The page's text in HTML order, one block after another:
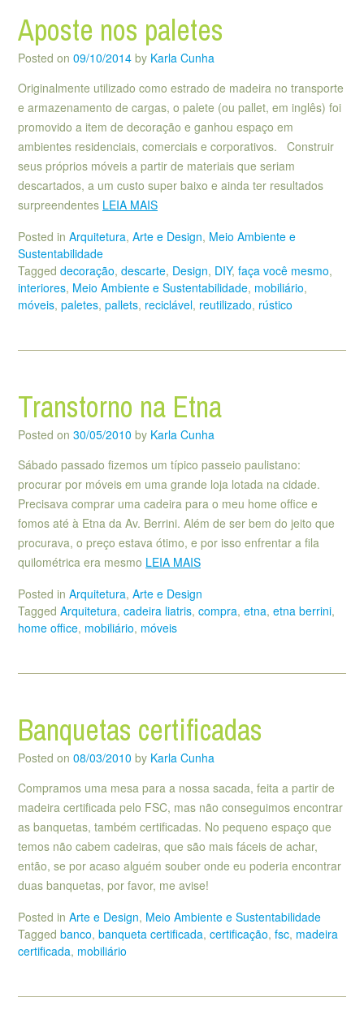
Aposte nos paletes
Posted on 09/10/2014 by Karla Cunha
Originalmente utilizado como estrado de madeira no transporte
e armazenamento de cargas, o palete (ou pallet, em inglês) foi
promovido a item de decoração e ganhou espaço em
ambientes residenciais, comerciais e corporativos. Construir
seus próprios móveis a partir de materiais que seriam
descartados, a um custo super baixo e ainda ter resultados
surpreendentes LEIA MAIS
Posted in Arquitetura, Arte e Design, Meio Ambiente e
Sustentabilidade
Tagged decoração, descarte, Design, DIY, faça você mesmo,
interiores, Meio Ambiente e Sustentabilidade, mobiliário,
móveis, paletes, pallets, reciclável, reutilizado, rústico
Transtorno na Etna
Posted on 30/05/2010 by Karla Cunha
Sábado passado fizemos um típico passeio paulistano:
procurar por móveis em uma grande loja lotada na cidade.
Precisava comprar uma cadeira para o meu home office e
fomos até à Etna da Av. Berrini. Além de ser bem do jeito que
procurava, o preço estava ótimo, e por isso enfrentar a fila
quilométrica era mesmo LEIA MAIS
Posted in Arquitetura, Arte e Design
Tagged Arquitetura, cadeira liatris, compra, etna, etna berrini,
home office, mobiliário, móveis
Banquetas certificadas
Posted on 08/03/2010 by Karla Cunha
Compramos uma mesa para a nossa sacada, feita a partir de
madeira certificada pelo FSC, mas não conseguimos encontrar
as banquetas, também certificadas. No pequeno espaço que
temos não cabem cadeiras, que são mais fáceis de achar,
então, se por acaso alguém souber onde eu poderia encontrar
duas banquetas, por favor, me avise!
Posted in Arte e Design, Meio Ambiente e Sustentabilidade
Tagged banco, banqueta certificada, certificação, fsc, madeira
certificada, mobiliário